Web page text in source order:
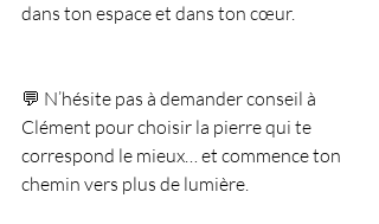
dans ton espace et dans ton cœur.
💬 N’hésite pas à demander conseil à
Clément pour choisir la pierre qui te
correspond le mieux… et commence ton
chemin vers plus de lumière.